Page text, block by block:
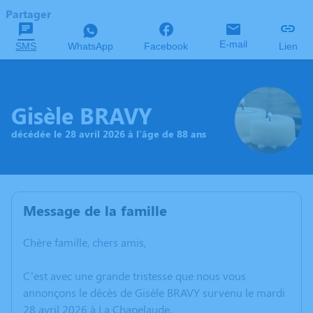
Partager
SMS WhatsApp Facebook E-mail Lien
Gisèle BRAVY
décédée le 28 avril 2026 à l'âge de 88 ans
Message de la famille
Chère famille, chers amis,
C’est avec une grande tristesse que nous vous
annonçons le décès de Gisèle BRAVY survenu le mardi
28 avril 2026 à La Chapelaude.